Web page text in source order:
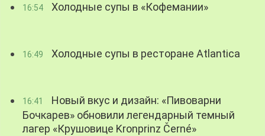
16:54 Холодные супы в «Кофемании»
16:49 Холодные супы в ресторане Atlantica
16:41
Новый вкус и дизайн: «Пивоварни
Бочкарев» обновили легендарный темный
лагер «Крушовице Kronprinz Černé»